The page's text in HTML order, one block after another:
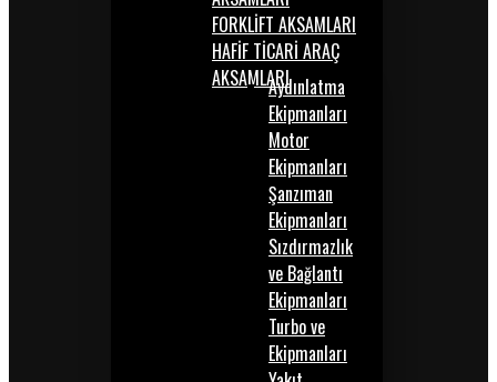
FORKLİFT AKSAMLARI
HAFİF TİCARİ ARAÇ
AKSAMLARIAydınlatma
Ekipmanları
Motor
Ekipmanları
Şanzıman
Ekipmanları
Sızdırmazlık
ve Bağlantı
Ekipmanları
Turbo ve
Ekipmanları